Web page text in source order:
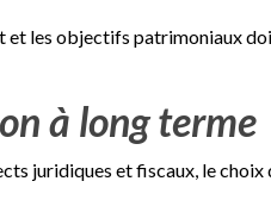
et les objectifs patrimoniaux
à long terme
juridiques et fiscaux, le